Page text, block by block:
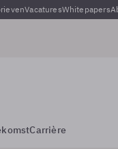
VacaturesWhitepapers
Carrière